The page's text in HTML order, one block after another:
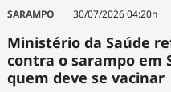
Cinema
SARAMPO 30/07/2026 04:20h
Ministério da Saúde
contra o sarampo em
quem deve se vacinar